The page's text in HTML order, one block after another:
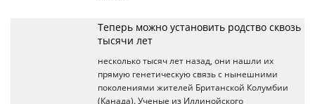
Теперь можно установить родство сквозь
тысячи лет
несколько тысяч лет назад, они нашли их
прямую генетическую связь с нынешними
поколениями жителей Британской Колумбии
(Канада). Ученые из Иллинойского